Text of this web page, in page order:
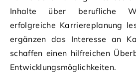
Inhalte über berufliche
erfolgreiche Karriereplanung
ergänzen das Interesse an
schaffen einen hilfreichen
Entwicklungsmöglichkeiten.